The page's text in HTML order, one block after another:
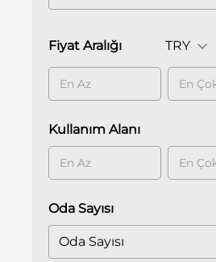
Fiyat Aralığı TRY
Kullanım Alanı
Oda Sayısı
Oda Sayısı